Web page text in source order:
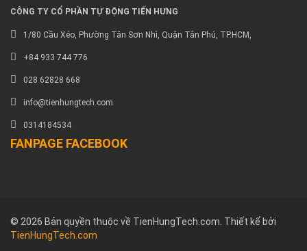
CÔNG TY CỔ PHẦN TỰ ĐỘNG TIẾN HƯNG
1/80 Cầu Xéo, Phường Tân Sơn Nhì, Quận Tân Phú, TP.HCM,
+84 933 744 776
028 62828 668
info@tienhungtech.com
0314184534
FANPAGE FACEBOOK
© 2026 Bản quyền thuộc về TienHungTech.com. Thiết kể bởi
TienHungTech.com